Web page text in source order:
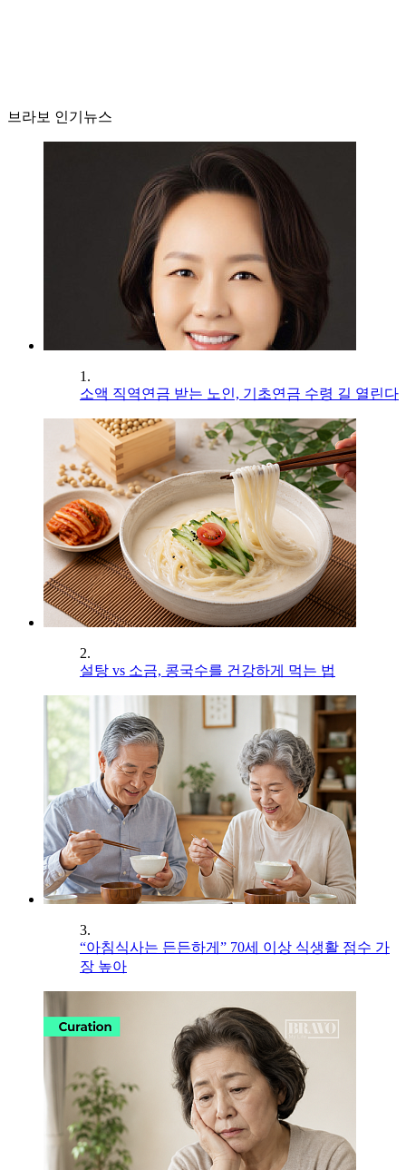
브라보 인기뉴스
1.
소액 직역연금 받는 노인, 기초연금 수령 길 열린다
2.
설탕 vs 소금, 콩국수를 건강하게 먹는 법
3.
“아침식사는 든든하게” 70세 이상 식생활 점수 가
장 높아